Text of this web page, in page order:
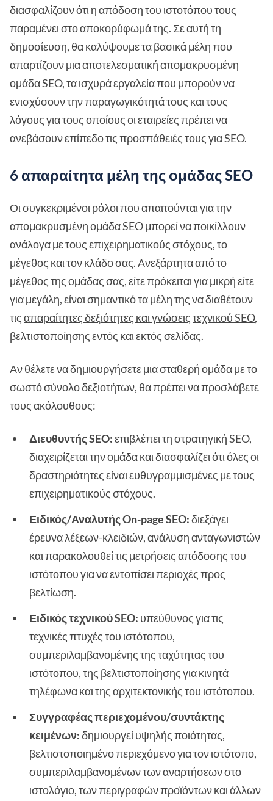
διασφαλίζουν ότι η απόδοση του ιστοτόπου τους
παραμένει στο αποκορύφωμά της. Σε αυτή τη
δημοσίευση, θα καλύψουμε τα βασικά μέλη που
απαρτίζουν μια αποτελεσματική απομακρυσμένη
ομάδα SEO, τα ισχυρά εργαλεία που μπορούν να
ενισχύσουν την παραγωγικότητά τους και τους
λόγους για τους οποίους οι εταιρείες πρέπει να
ανεβάσουν επίπεδο τις προσπάθειές τους για SEO.
6 απαραίτητα μέλη της ομάδας SEO
Οι συγκεκριμένοι ρόλοι που απαιτούνται για την
απομακρυσμένη ομάδα SEO μπορεί να ποικίλλουν
ανάλογα με τους επιχειρηματικούς στόχους, το
μέγεθος και τον κλάδο σας. Ανεξάρτητα από το
μέγεθος της ομάδας σας, είτε πρόκειται για μικρή είτε
για μεγάλη, είναι σημαντικό τα μέλη της να διαθέτουν
τιςαπαραίτητες δεξιότητες και γνώσειςτεχνικού SEO,
βελτιστοποίησης εντός και εκτός σελίδας.
Αν θέλετε να δημιουργήσετε μια σταθερή ομάδα με το
σωστό σύνολο δεξιοτήτων, θα πρέπει να προσλάβετε
τους ακόλουθους:
Διευθυντής SEO:επιβλέπει τη στρατηγική SEO,
διαχειρίζεται την ομάδα και διασφαλίζει ότι όλες οι
δραστηριότητες είναι ευθυγραμμισμένες με τους
επιχειρηματικούς στόχους.
Ειδικός/Αναλυτής On-page SEO:διεξάγει
έρευνα λέξεων-κλειδιών, ανάλυση ανταγωνιστών
και παρακολουθεί τις μετρήσεις απόδοσης του
ιστότοπου για να εντοπίσει περιοχές προς
βελτίωση.
Ειδικός τεχνικού SEO: υπεύθυνος για τις
τεχνικές πτυχές του ιστότοπου,
συμπεριλαμβανομένης της ταχύτητας του
ιστότοπου, της βελτιστοποίησης για κινητά
τηλέφωνα και της αρχιτεκτονικής του ιστότοπου.
Συγγραφέας περιεχομένου/συντάκτης
κειμένων:δημιουργεί υψηλής ποιότητας,
βελτιστοποιημένο περιεχόμενο για τον ιστότοπο,
συμπεριλαμβανομένων των αναρτήσεων στο
ιστολόγιο, των περιγραφών προϊόντων και άλλων